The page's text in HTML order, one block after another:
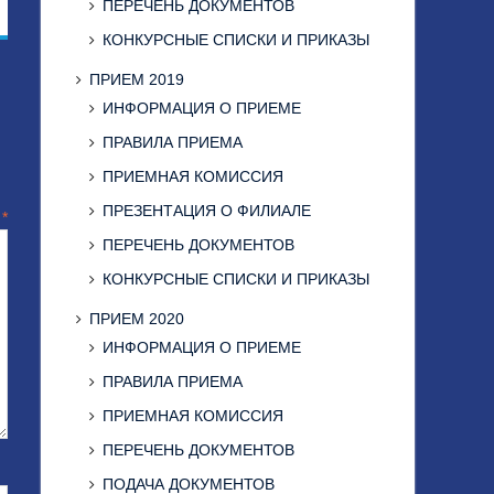
*
ПЕРЕЧЕНЬ ДОКУМЕНТОВ
КОНКУРСНЫЕ СПИСКИ И ПРИКАЗЫ
ПРИЕМ 2019
ИНФОРМАЦИЯ О ПРИЕМЕ
ПРАВИЛА ПРИЕМА
ПРИЕМНАЯ КОМИССИЯ
ПРЕЗЕНТАЦИЯ О ФИЛИАЛЕ
ПЕРЕЧЕНЬ ДОКУМЕНТОВ
КОНКУРСНЫЕ СПИСКИ И ПРИКАЗЫ
ПРИЕМ 2020
ИНФОРМАЦИЯ О ПРИЕМЕ
ПРАВИЛА ПРИЕМА
ПРИЕМНАЯ КОМИССИЯ
ПЕРЕЧЕНЬ ДОКУМЕНТОВ
ПОДАЧА ДОКУМЕНТОВ